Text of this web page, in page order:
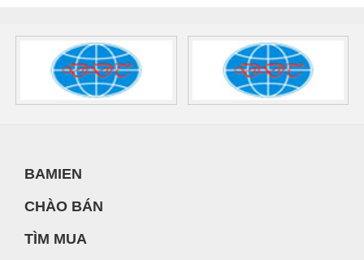
BAMIEN
CHÀO BÁN
TÌM MUA